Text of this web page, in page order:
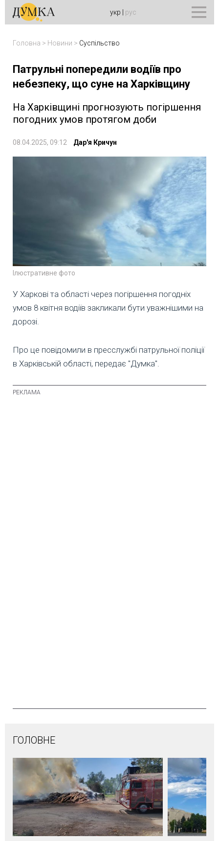
укр рус
Головна > Новини > Суспільство
Патрульні попередили водіїв про
небезпеку, що суне на Харківщину
На Харківщині прогнозують погіршення
погодних умов протягом доби
08.04.2025, 09:12 Дар'я Кричун
Ілюстративне фото
У Харкові та області через погіршення погодніх
умов 8 квітня водіїв закликали бути уважнішими на
дорозі.
Про це повідомили в пресслужбі патрульної поліції
в Харківській області, передає "Думка".
ГОЛОВНЕ